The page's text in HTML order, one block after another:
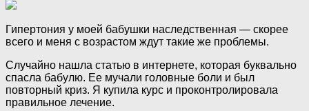
Гипертония у моей бабушки наследственная — скорее
всего и меня с возрастом ждут такие же проблемы.
Случайно нашла статью в интернете, которая буквально
спасла бабулю. Ее мучали головные боли и был
повторный криз. Я купила курс и проконтролировала
правильное лечение.